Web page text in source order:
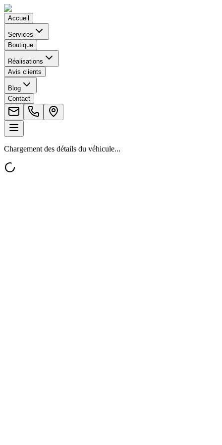
Accueil
Services
Boutique
Réalisations
Avis clients
Blog
Contact
Chargement des détails du véhicule...